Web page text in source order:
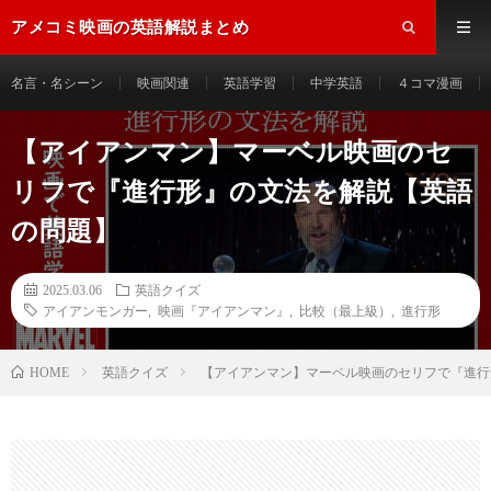
アメコミ映画の英語解説まとめ
名言・名シーン 映画関連 英語学習 中学英語 ４コマ漫画
【アイアンマン】マーベル映画のセ
リフで『進行形』の文法を解説【英語
の問題】
2025.03.06
英語クイズ
アイアンモンガー
映画『アイアンマン』 比較（最上級） 進行形
HOME 英語クイズ 【アイアンマン】マーベル映画のセリフで『進